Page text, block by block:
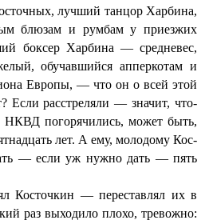
лучший танцор Харбина,
блюзам и румбам у приезжих
боксер Харбина — средневес,
обучавшийся апперкотам и
Европы, — что он о всей этой
Если расстреляли — значит, что-
погорячились, может быть,
лет. А ему, молодому Кос-
— если уж нужно дать — пять
Косточкин — переставлял их в
раз выходило плохо, тревожно: